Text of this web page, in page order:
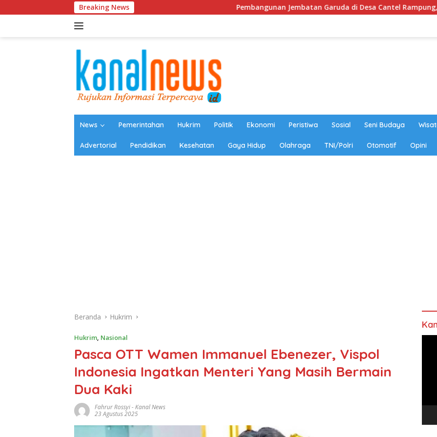
ke
Breaking News Pembangunan Jembatan Garuda di Desa Cantel Rampung, Permudah
News Pemerintahan Hukrim Politik Ekonomi Peristiwa Sosial Seni Budaya
Advertorial Pendidikan Kesehatan Gaya Hidup Olahraga TNI/Polri Otomotif Opini
Beranda Hukrim
Hukrim, Nasional
Pasca OTT Wamen Immanuel Ebenezer, Vispol
Indonesia Ingatkan Menteri Yang Masih Bermain
Dua Kaki
Fahrur Rossyi-Kanal News
23 Agustus 2025